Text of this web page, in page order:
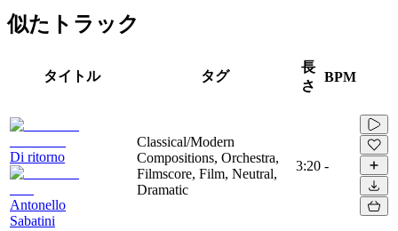
似たトラック
タイトル タグ
長
さ
BPM
Di ritorno
Antonello
Sabatini
Classical/Modern
Compositions, Orchestra,
Filmscore, Film, Neutral,
Dramatic
3:20 -